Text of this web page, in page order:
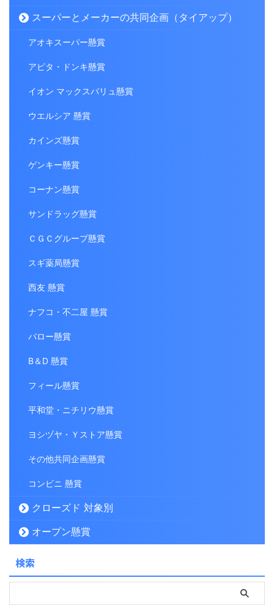
スーパーとメーカーの共同企画（タイアップ）
アオキスーパー懸賞
アピタ・ドンキ懸賞
イオン マックスバリュ懸賞
ウエルシア 懸賞
カインズ懸賞
ゲンキー懸賞
コーナン懸賞
サンドラッグ懸賞
ＣＧＣグループ懸賞
スギ薬局懸賞
西友 懸賞
ナフコ・不二屋 懸賞
バロー懸賞
B＆D 懸賞
フィール懸賞
平和堂・ニチリウ懸賞
ヨシヅヤ・Ｙストア懸賞
その他共同企画懸賞
コンビニ 懸賞
クローズド 対象別
オープン懸賞
検索